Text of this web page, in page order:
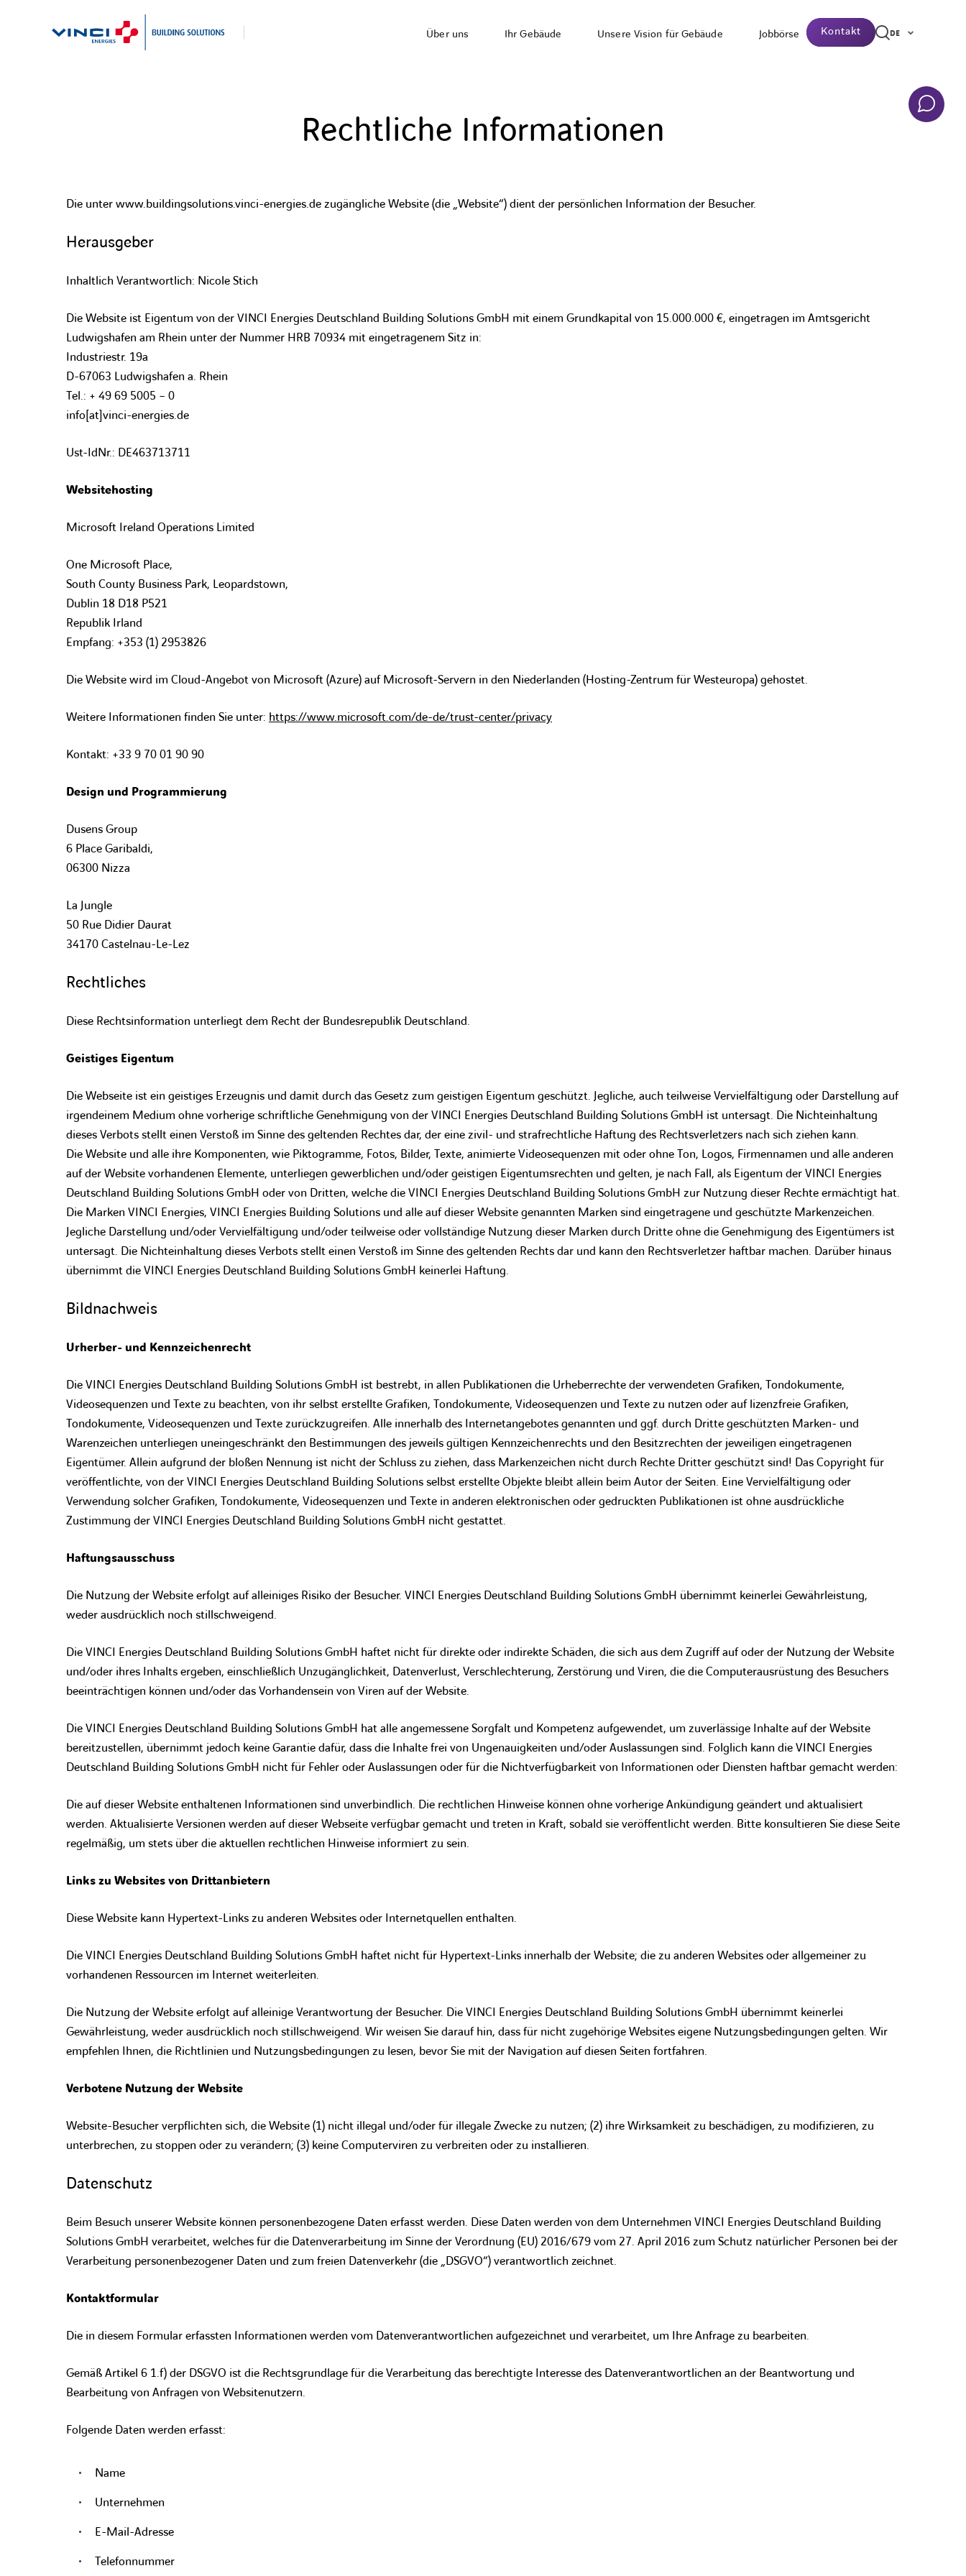
Über uns Ihr Gebäude Unsere Vision für Gebäude Jobbörse Kontakt DE
Rechtliche Informationen
Die unter www.buildingsolutions.vinci-energies.de zugängliche Website (die „Website“) dient der persönlichen Information der Besucher.
Herausgeber
Inhaltlich Verantwortlich: Nicole Stich
Die Website ist Eigentum von der VINCI Energies Deutschland Building Solutions GmbH mit einem Grundkapital von 15.000.000 €, eingetragen im Amtsgericht
Ludwigshafen am Rhein unter der Nummer HRB 70934 mit eingetragenem Sitz in:
Industriestr. 19a
D-67063 Ludwigshafen a. Rhein
Tel.: + 49 69 5005 – 0
info[at]vinci-energies.de
Ust-IdNr.: DE463713711
Websitehosting
Microsoft Ireland Operations Limited
One Microsoft Place,
South County Business Park, Leopardstown,
Dublin 18 D18 P521
Republik Irland
Empfang: +353 (1) 2953826
Die Website wird im Cloud-Angebot von Microsoft (Azure) auf Microsoft-Servern in den Niederlanden (Hosting-Zentrum für Westeuropa) gehostet.
Weitere Informationen finden Sie unter: https://www.microsoft.com/de-de/trust-center/privacy
Kontakt: +33 9 70 01 90 90
Design und Programmierung
Dusens Group
6 Place Garibaldi,
06300 Nizza
La Jungle
50 Rue Didier Daurat
34170 Castelnau-Le-Lez
Rechtliches
Diese Rechtsinformation unterliegt dem Recht der Bundesrepublik Deutschland.
Geistiges Eigentum
Die Webseite ist ein geistiges Erzeugnis und damit durch das Gesetz zum geistigen Eigentum geschützt. Jegliche, auch teilweise Vervielfältigung oder Darstellung auf
irgendeinem Medium ohne vorherige schriftliche Genehmigung von der VINCI Energies Deutschland Building Solutions GmbH ist untersagt. Die Nichteinhaltung
dieses Verbots stellt einen Verstoß im Sinne des geltenden Rechtes dar, der eine zivil- und strafrechtliche Haftung des Rechtsverletzers nach sich ziehen kann.
Die Website und alle ihre Komponenten, wie Piktogramme, Fotos, Bilder, Texte, animierte Videosequenzen mit oder ohne Ton, Logos, Firmennamen und alle anderen
auf der Website vorhandenen Elemente, unterliegen gewerblichen und/oder geistigen Eigentumsrechten und gelten, je nach Fall, als Eigentum der VINCI Energies
Deutschland Building Solutions GmbH oder von Dritten, welche die VINCI Energies Deutschland Building Solutions GmbH zur Nutzung dieser Rechte ermächtigt hat.
Die Marken VINCI Energies, VINCI Energies Building Solutions und alle auf dieser Website genannten Marken sind eingetragene und geschützte Markenzeichen.
Jegliche Darstellung und/oder Vervielfältigung und/oder teilweise oder vollständige Nutzung dieser Marken durch Dritte ohne die Genehmigung des Eigentümers ist
untersagt. Die Nichteinhaltung dieses Verbots stellt einen Verstoß im Sinne des geltenden Rechts dar und kann den Rechtsverletzer haftbar machen. Darüber hinaus
übernimmt die VINCI Energies Deutschland Building Solutions GmbH keinerlei Haftung.
Bildnachweis
Urherber- und Kennzeichenrecht
Die VINCI Energies Deutschland Building Solutions GmbH ist bestrebt, in allen Publikationen die Urheberrechte der verwendeten Grafiken, Tondokumente,
Videosequenzen und Texte zu beachten, von ihr selbst erstellte Grafiken, Tondokumente, Videosequenzen und Texte zu nutzen oder auf lizenzfreie Grafiken,
Tondokumente, Videosequenzen und Texte zurückzugreifen. Alle innerhalb des Internetangebotes genannten und ggf. durch Dritte geschützten Marken- und
Warenzeichen unterliegen uneingeschränkt den Bestimmungen des jeweils gültigen Kennzeichenrechts und den Besitzrechten der jeweiligen eingetragenen
Eigentümer. Allein aufgrund der bloßen Nennung ist nicht der Schluss zu ziehen, dass Markenzeichen nicht durch Rechte Dritter geschützt sind! Das Copyright für
veröffentlichte, von der VINCI Energies Deutschland Building Solutions selbst erstellte Objekte bleibt allein beim Autor der Seiten. Eine Vervielfältigung oder
Verwendung solcher Grafiken, Tondokumente, Videosequenzen und Texte in anderen elektronischen oder gedruckten Publikationen ist ohne ausdrückliche
Zustimmung der VINCI Energies Deutschland Building Solutions GmbH nicht gestattet.
Haftungsausschuss
Die Nutzung der Website erfolgt auf alleiniges Risiko der Besucher. VINCI Energies Deutschland Building Solutions GmbH übernimmt keinerlei Gewährleistung,
weder ausdrücklich noch stillschweigend.
Die VINCI Energies Deutschland Building Solutions GmbH haftet nicht für direkte oder indirekte Schäden, die sich aus dem Zugriff auf oder der Nutzung der Website
und/oder ihres Inhalts ergeben, einschließlich Unzugänglichkeit, Datenverlust, Verschlechterung, Zerstörung und Viren, die die Computerausrüstung des Besuchers
beeinträchtigen können und/oder das Vorhandensein von Viren auf der Website.
Die VINCI Energies Deutschland Building Solutions GmbH hat alle angemessene Sorgfalt und Kompetenz aufgewendet, um zuverlässige Inhalte auf der Website
bereitzustellen, übernimmt jedoch keine Garantie dafür, dass die Inhalte frei von Ungenauigkeiten und/oder Auslassungen sind. Folglich kann die VINCI Energies
Deutschland Building Solutions GmbH nicht für Fehler oder Auslassungen oder für die Nichtverfügbarkeit von Informationen oder Diensten haftbar gemacht werden:
Die auf dieser Website enthaltenen Informationen sind unverbindlich. Die rechtlichen Hinweise können ohne vorherige Ankündigung geändert und aktualisiert
werden. Aktualisierte Versionen werden auf dieser Webseite verfügbar gemacht und treten in Kraft, sobald sie veröffentlicht werden. Bitte konsultieren Sie diese Seite
regelmäßig, um stets über die aktuellen rechtlichen Hinweise informiert zu sein.
Links zu Websites von Drittanbietern
Diese Website kann Hypertext-Links zu anderen Websites oder Internetquellen enthalten.
Die VINCI Energies Deutschland Building Solutions GmbH haftet nicht für Hypertext-Links innerhalb der Website; die zu anderen Websites oder allgemeiner zu
vorhandenen Ressourcen im Internet weiterleiten.
Die Nutzung der Website erfolgt auf alleinige Verantwortung der Besucher. Die VINCI Energies Deutschland Building Solutions GmbH übernimmt keinerlei
Gewährleistung, weder ausdrücklich noch stillschweigend. Wir weisen Sie darauf hin, dass für nicht zugehörige Websites eigene Nutzungsbedingungen gelten. Wir
empfehlen Ihnen, die Richtlinien und Nutzungsbedingungen zu lesen, bevor Sie mit der Navigation auf diesen Seiten fortfahren.
Verbotene Nutzung der Website
Website-Besucher verpflichten sich, die Website (1) nicht illegal und/oder für illegale Zwecke zu nutzen; (2) ihre Wirksamkeit zu beschädigen, zu modifizieren, zu
unterbrechen, zu stoppen oder zu verändern; (3) keine Computerviren zu verbreiten oder zu installieren.
Datenschutz
Beim Besuch unserer Website können personenbezogene Daten erfasst werden. Diese Daten werden von dem Unternehmen VINCI Energies Deutschland Building
Solutions GmbH verarbeitet, welches für die Datenverarbeitung im Sinne der Verordnung (EU) 2016/679 vom 27. April 2016 zum Schutz natürlicher Personen bei der
Verarbeitung personenbezogener Daten und zum freien Datenverkehr (die „DSGVO“) verantwortlich zeichnet.
Kontaktformular
Die in diesem Formular erfassten Informationen werden vom Datenverantwortlichen aufgezeichnet und verarbeitet, um Ihre Anfrage zu bearbeiten.
Gemäß Artikel 6 1.f) der DSGVO ist die Rechtsgrundlage für die Verarbeitung das berechtigte Interesse des Datenverantwortlichen an der Beantwortung und
Bearbeitung von Anfragen von Websitenutzern.
Folgende Daten werden erfasst:
Name
Unternehmen
E-Mail-Adresse
Telefonnummer